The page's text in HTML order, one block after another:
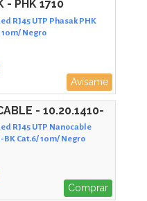
- PHK 1710
RJ45 UTP Phasak PHK
10m/ Negro
Avísame
- 10.20.1410-
RJ45 UTP Nanocable
BK Cat.6/ 10m/ Negro
Comprar